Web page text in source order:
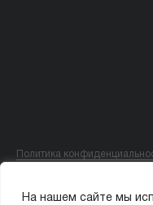
На нашем сайте мы
Политика